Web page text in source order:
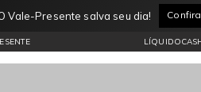
R$11,99* Consulte regiões